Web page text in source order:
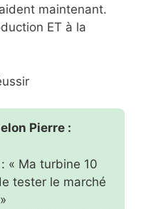
maintenant.
ET à la
Pierre :
: « Ma turbine 10
tester le marché